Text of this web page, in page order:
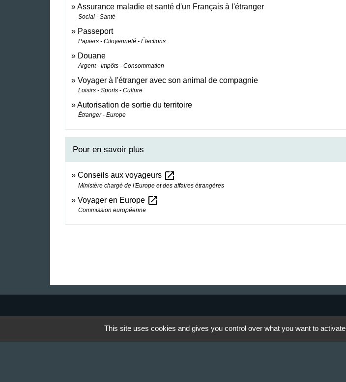
Assurance maladie et santé d'un Français à l'étranger
Social - Santé
Passeport
Papiers - Citoyenneté - Élections
Douane
Argent - Impôts - Consommation
Voyager à l'étranger avec son animal de compagnie
Loisirs - Sports - Culture
Autorisation de sortie du territoire
Étranger - Europe
Pour en savoir plus
Conseils aux voyageurs open_in_new
Ministère chargé de l'Europe et des affaires étrangères
Voyager en Europe open_in_new
Commission européenne
Contact & Horaires
This site uses cookies and gives you control over what you want to activate